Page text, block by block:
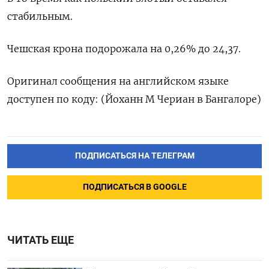
стабильным.
Чешская крона подорожала на 0,26% до 24,37.
Оригинал сообщения на английском языке
доступен по коду: (Йоханн М Чериан в Бангалоре)
ПОДПИСАТЬСЯ НА ТЕЛЕГРАМ
ПОДПИСАТЬСЯ В GOOGLE
ЧИТАТЬ ЕЩЕ